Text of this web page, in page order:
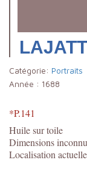
Catégorie: Portraits
Année : 1688
*P.141
Huile sur toile
Dimensions
Localisation